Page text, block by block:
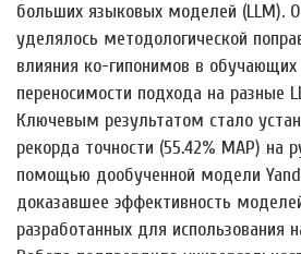
больших языковых моделей (LLM).
уделялось методологической
влияния ко-гипонимов в
переносимости подхода на разные
Ключевым результатом стало
рекорда точности (55.42% MAP) на
помощью дообученной модели
доказавшее эффективность
разработанных для использования